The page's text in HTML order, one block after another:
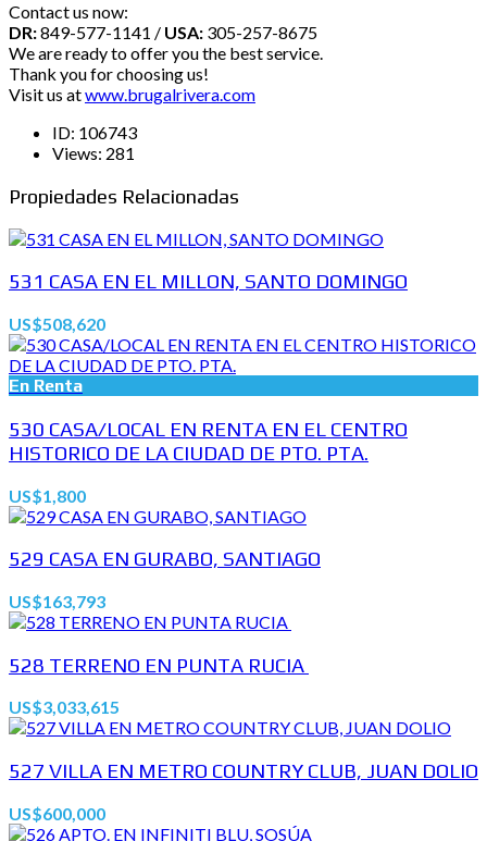
Contact us now:
DR:849-577-1141 / USA: 305-257-8675
We are ready to offer you the best service.
Thank you for choosing us!
Visit us atwww.brugalrivera.com
ID: 106743
Views: 281
Propiedades Relacionadas
531 CASA EN EL MILLON, SANTO DOMINGO
US$508,620
En Renta
530 CASA/LOCAL EN RENTA EN EL CENTRO
HISTORICO DE LA CIUDAD DE PTO. PTA.
US$1,800
529 CASA EN GURABO, SANTIAGO
US$163,793
528 TERRENO EN PUNTA RUCIA
US$3,033,615
527 VILLA EN METRO COUNTRY CLUB, JUAN DOLIO
US$600,000